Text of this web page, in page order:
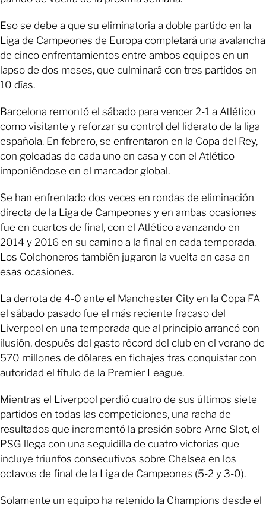
Eso se debe a que su eliminatoria a doble partido en la
Liga de Campeones de Europa completará una avalancha
de cinco enfrentamientos entre ambos equipos en un
lapso de dos meses, que culminará con tres partidos en
10 días.
Barcelona remontó el sábado para vencer 2-1 a Atlético
como visitante y reforzar su control del liderato de la liga
española. En febrero, se enfrentaron en la Copa del Rey,
con goleadas de cada uno en casa y con el Atlético
imponiéndose en el marcador global.
Se han enfrentado dos veces en rondas de eliminación
directa de la Liga de Campeones y en ambas ocasiones
fue en cuartos de final, con el Atlético avanzando en
2014 y 2016 en su camino a la final en cada temporada.
Los Colchoneros también jugaron la vuelta en casa en
esas ocasiones.
La derrota de 4-0 ante el Manchester City en la Copa FA
el sábado pasado fue el más reciente fracaso del
Liverpool en una temporada que al principio arrancó con
ilusión, después del gasto récord del club en el verano de
570 millones de dólares en fichajes tras conquistar con
autoridad el título de la Premier League.
Mientras el Liverpool perdió cuatro de sus últimos siete
partidos en todas las competiciones, una racha de
resultados que incrementó la presión sobre Arne Slot, el
PSG llega con una seguidilla de cuatro victorias que
incluye triunfos consecutivos sobre Chelsea en los
octavos de final de la Liga de Campeones (5-2 y 3-0).
Solamente un equipo ha retenido la Champions desde el